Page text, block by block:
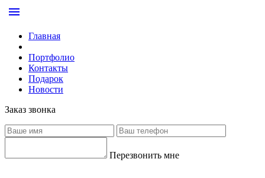
menu
Главная
Портфолио
Контакты
Подарок
Новости
Заказ звонка
Перезвонить мне